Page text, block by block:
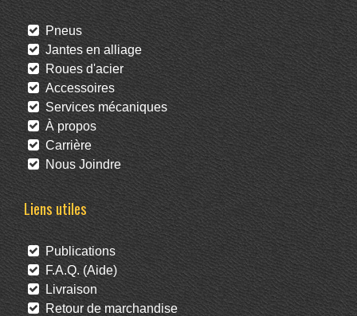
Pneus
Jantes en alliage
Roues d'acier
Accessoires
Services mécaniques
À propos
Carrière
Nous Joindre
Liens utiles
Publications
F.A.Q. (Aide)
Livraison
Retour de marchandise